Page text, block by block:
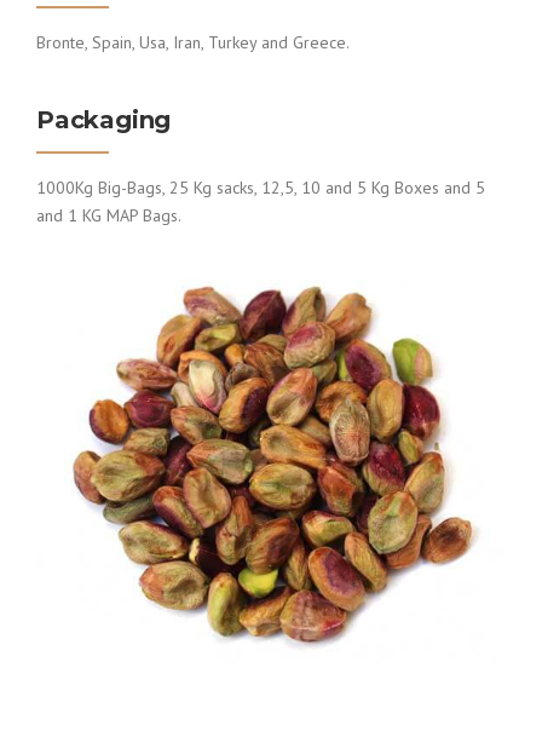
Bronte, Spain, Usa, Iran, Turkey and Greece.
Packaging
1000Kg Big-Bags, 25 Kg sacks, 12,5, 10 and 5 Kg Boxes and 5
and 1 KG MAP Bags.